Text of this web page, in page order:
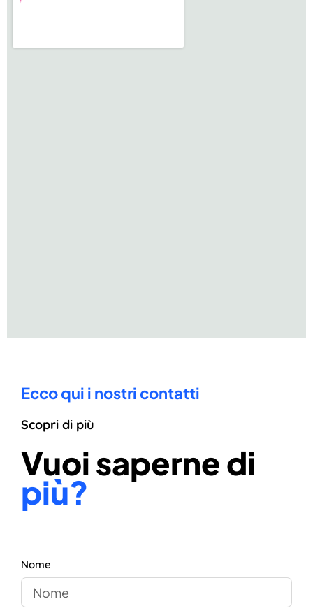
Ecco qui i nostri contatti
Scopri di più
Vuoi saperne di
più?
Nome